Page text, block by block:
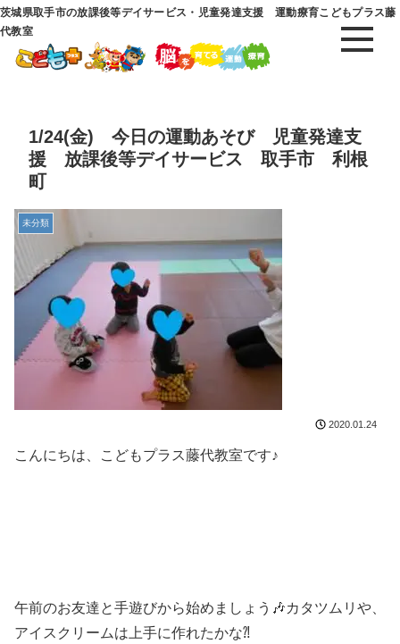
茨城県取手市の放課後等デイサービス・児童発達支援 運動療育こどもプラス藤
代教室
1/24(金) 今日の運動あそび 児童発達支
援 放課後等デイサービス 取手市 利根
町
未分類
2020.01.24
こんにちは、こどもプラス藤代教室です♪
午前のお友達と手遊びから始めましょう🎶カタツムリや、
アイスクリームは上手に作れたかな⁈